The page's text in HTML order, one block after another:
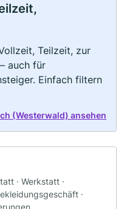
Teilzeit, zur
auch für
Einfach filtern
(Westerwald) ansehen
· Werkstatt ·
·